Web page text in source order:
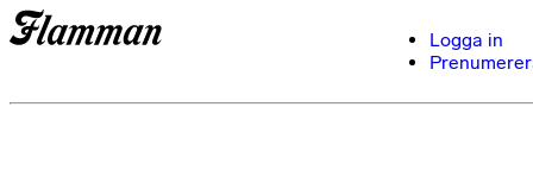
Logga in